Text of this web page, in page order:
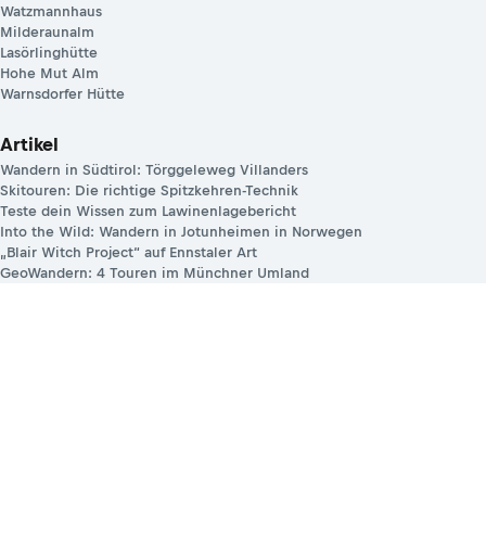
Watzmannhaus
Milderaunalm
Lasörlinghütte
Hohe Mut Alm
Warnsdorfer Hütte
Artikel
Wandern in Südtirol: Törggeleweg Villanders
Skitouren: Die richtige Spitzkehren-Technik
Teste dein Wissen zum Lawinenlagebericht
Into the Wild: Wandern in Jotunheimen in Norwegen
„Blair Witch Project“ auf Ennstaler Art
GeoWandern: 4 Touren im Münchner Umland